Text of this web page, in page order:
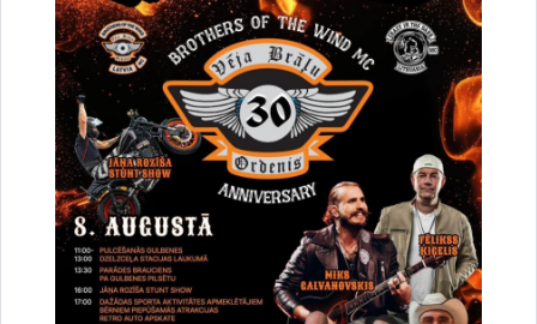
Dalīties